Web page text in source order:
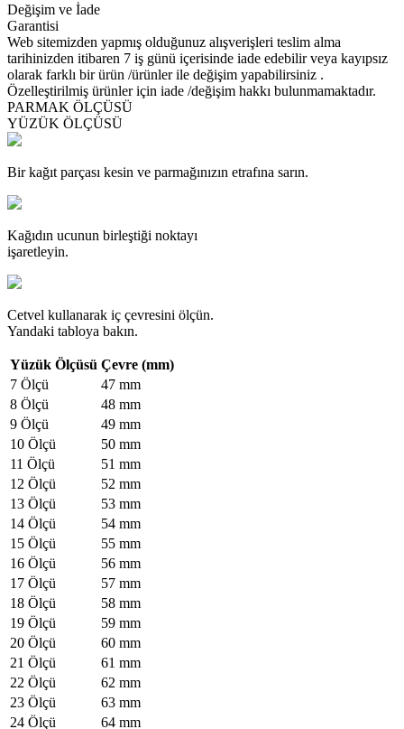
Değişim ve İade
Garantisi
Web sitemizden yapmış olduğunuz alışverişleri teslim alma
tarihinizden itibaren 7 iş günü içerisinde iade edebilir veya kayıpsız
olarak farklı bir ürün /ürünler ile değişim yapabilirsiniz .
Özelleştirilmiş ürünler için iade /değişim hakkı bulunmamaktadır.
PARMAK ÖLÇÜSÜ
YÜZÜK ÖLÇÜSÜ
Bir kağıt parçası kesin ve parmağınızın etrafına sarın.
Kağıdın ucunun birleştiği noktayı
işaretleyin.
Cetvel kullanarak iç çevresini ölçün.
Yandaki tabloya bakın.
Yüzük Ölçüsü Çevre (mm)
7 Ölçü
47 mm
8 Ölçü
48 mm
9 Ölçü
49 mm
10 Ölçü
50 mm
11 Ölçü
51 mm
12 Ölçü
52 mm
13 Ölçü
53 mm
14 Ölçü
54 mm
15 Ölçü
55 mm
16 Ölçü
56 mm
17 Ölçü
57 mm
18 Ölçü
58 mm
19 Ölçü
59 mm
20 Ölçü
60 mm
21 Ölçü
61 mm
22 Ölçü
62 mm
23 Ölçü
63 mm
24 Ölçü
64 mm